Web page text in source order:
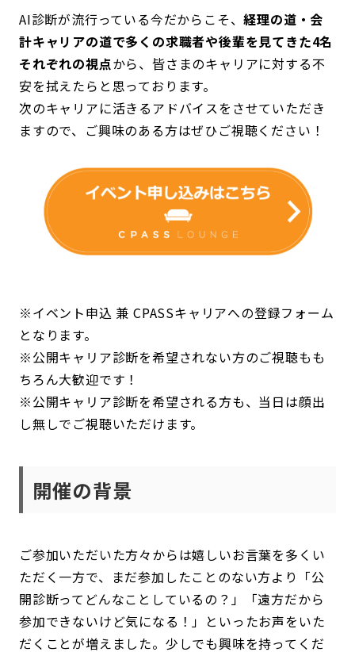
AI診断が流行っている今だからこそ、経理の道・会
計キャリアの道で多くの求職者や後輩を見てきた4名
それぞれの視点から、皆さまのキャリアに対する不
安を拭えたらと思っております。
次のキャリアに活きるアドバイスをさせていただき
ますので、ご興味のある方はぜひご視聴ください！
※イベント申込 兼 CPASSキャリアへの登録フォーム
となります。
※公開キャリア診断を希望されない方のご視聴もも
ちろん大歓迎です！
※公開キャリア診断を希望される方も、当日は顔出
し無しでご視聴いただけます。
開催の背景
ご参加いただいた方々からは嬉しいお言葉を多くい
ただく一方で、まだ参加したことのない方より「公
開診断ってどんなことしているの？」「遠方だから
参加できないけど気になる！」といったお声をいた
だくことが増えました。少しでも興味を持ってくだ